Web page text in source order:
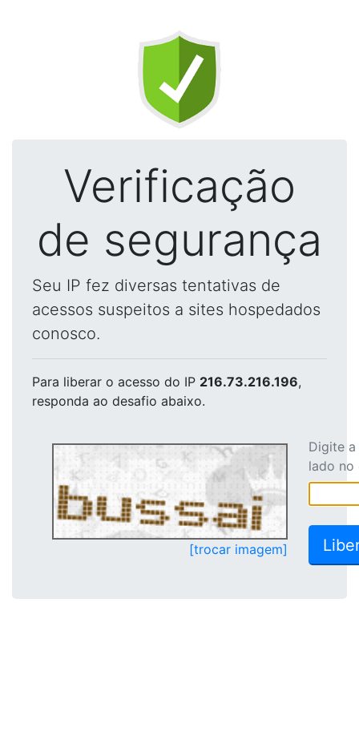
Verificação
de segurança
Seu IP fez diversas tentativas de
acessos suspeitos a sites hospedados
conosco.
Para liberar o acesso do IP 216.73.216.196,
responda ao desafio abaixo.
[trocar imagem]
Digite
lado no